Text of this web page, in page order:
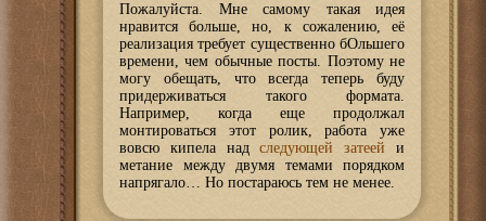
Пожалуйста. Мне самому такая идея
нравится больше, но, к сожалению, её
реализация требует существенно бОльшего
времени, чем обычные посты. Поэтому не
могу обещать, что всегда теперь буду
придерживаться такого формата.
Например, когда еще продолжал
монтироваться этот ролик, работа уже
вовсю кипела надследующей затеей и
метание между двумя темами порядком
напрягало… Но постараюсь тем не менее.